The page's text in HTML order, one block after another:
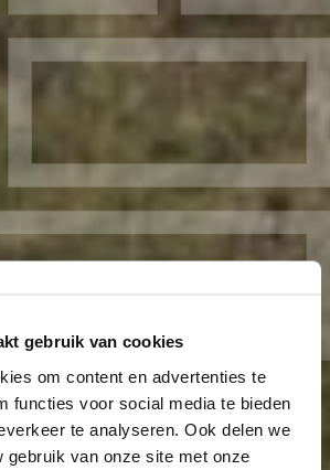
gebruik van cookies
om content en advertenties te
functies voor social media te bieden
te analyseren. Ook delen we
gebruik van onze site met onze